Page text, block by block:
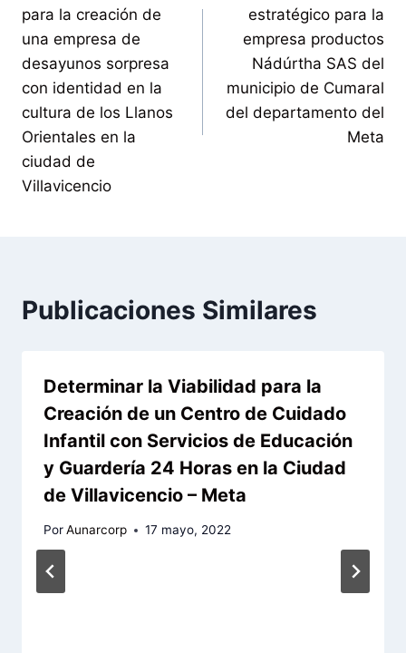
para la creación de
una empresa de
desayunos sorpresa
con identidad en la
cultura de los Llanos
Orientales en la
ciudad de
Villavicencio
estratégico para la
empresa productos
Nádúrtha SAS del
municipio de Cumaral
del departamento del
Meta
Publicaciones Similares
Determinar la Viabilidad para la
Creación de un Centro de Cuidado
Infantil con Servicios de Educación
y Guardería 24 Horas en la Ciudad
de Villavicencio – Meta
PorAunarcorp 17 mayo, 2022